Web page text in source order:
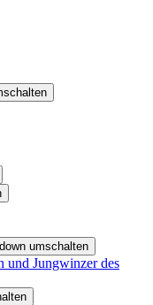
umschalten
Jungwinzer des